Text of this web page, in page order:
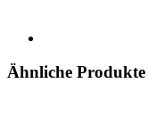
Ähnliche Produkte